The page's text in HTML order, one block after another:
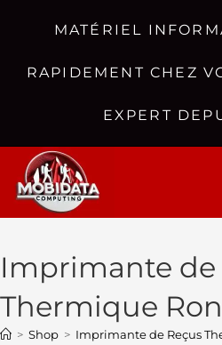
MATÉRIEL
RAPIDEMENT CHEZ
EXPERT
Imprimante de
Thermique
> Shop > Imprimante de Reçus